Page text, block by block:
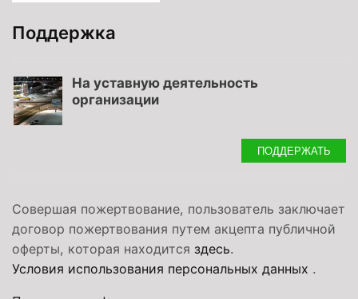
Поддержка
На уставную деятельность
организации
ПОДДЕРЖАТЬ
Совершая пожертвование, пользователь заключает
договор пожертвования путем акцепта публичной
оферты, которая находится здесь.
Условия использования персональных данных .